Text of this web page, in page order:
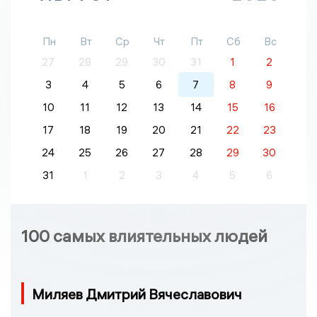
Пн Вт Ср Чт Пт Сб
Вс
27
28 29 30 31 1
2
3
4 5 6 7 8
9
10
11 12 13 14 15
16
17
18 19 20 21 22
23
24
25 26 27 28 29
30
31
1 2 3 4 5 6
100 самых влиятельных людей
Миляев Дмитрий Вячеславович